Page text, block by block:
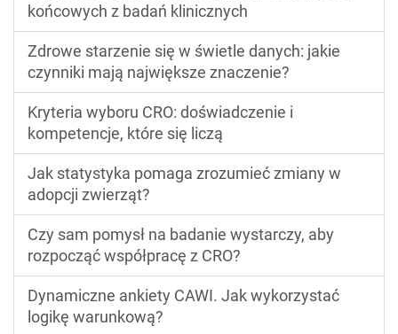
końcowych z badań klinicznych
Zdrowe starzenie się w świetle danych: jakie
czynniki mają największe znaczenie?
Kryteria wyboru CRO: doświadczenie i
kompetencje, które się liczą
Jak statystyka pomaga zrozumieć zmiany w
adopcji zwierząt?
Czy sam pomysł na badanie wystarczy, aby
rozpocząć współpracę z CRO?
Dynamiczne ankiety CAWI. Jak wykorzystać
logikę warunkową?